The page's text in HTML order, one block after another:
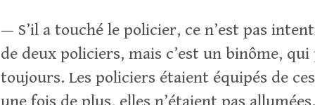
— S’il a touché le policier, ce n’est pas
de deux policiers, mais c’est un binôme,
toujours. Les policiers étaient équipés de